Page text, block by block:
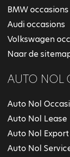
BMW occasions
Audi occasions
Volkswagen
Naar de
AUTO NOL
Auto Nol
Auto Nol Lease
Auto Nol Export
Auto Nol